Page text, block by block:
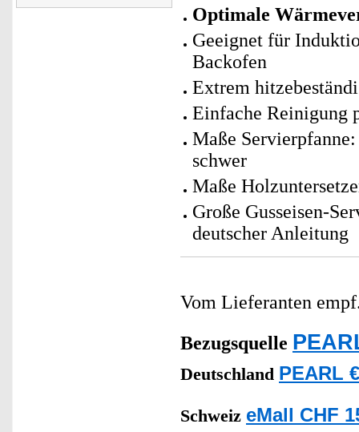
Optimale
Geeignet für
Backofen
Extrem
Einfache Reinigung
Maße
schwer
Maße
Große Gusseisen-
deutscher Anleitung
Vom Lieferanten
Bezugsquelle
Deutschland PEARL
Schweiz eMall CHF